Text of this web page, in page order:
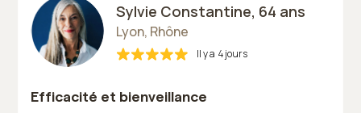
Sylvie Constantine, 64 ans
Lyon, Rhône
Il y a 4 jours
Efficacité et bienveillance